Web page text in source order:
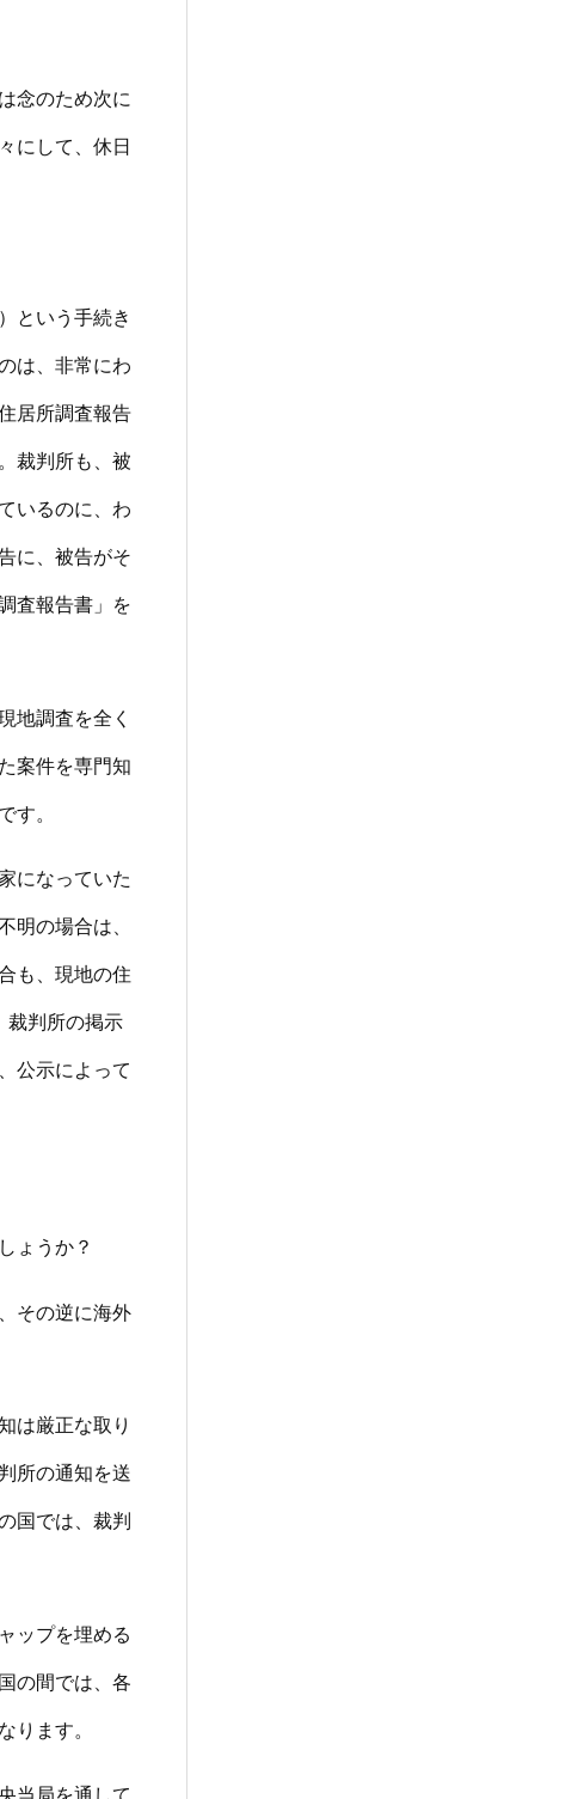
念のため次に
にして、休日
という手続き
は、非常にわ
居所調査報告
裁判所も、被
いるのに、わ
に、被告がそ
査報告書」を
地調査を全く
案件を専門知
。
になっていた
の場合は、
も、現地の住
裁判所の掲示
公示によって
ょうか？
その逆に海外
は厳正な取り
所の通知を送
国では、裁判
ップを埋める
の間では、各
ます。